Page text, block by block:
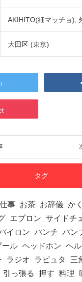
AKIHITO(細マッチョ)
大田区 (東京)
タグ
事 お茶 お辞儀 か
エプロン サイドチ
イロン パンチ パン
ール ヘッドホン ヘ
ラジオ ラピュタ 三
引っ張る 押す 料理